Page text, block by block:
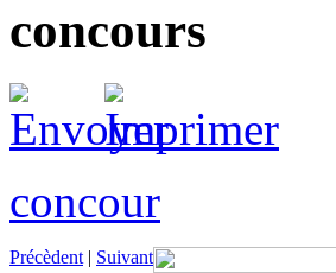
concours
concour
Précèdent | Suivant